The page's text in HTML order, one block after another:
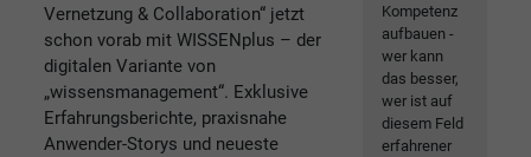
Vernetzung & Collaboration“ jetzt
schon vorab mit WISSENplus – der
digitalen Variante von
„wissensmanagement“. Exklusive
Erfahrungsberichte, praxisnahe
Anwender-Storys und neueste
Kompetenz
aufbauen -
wer kann
das besser,
wer ist auf
diesem Feld
erfahrener